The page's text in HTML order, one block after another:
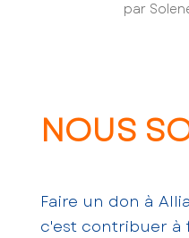
par
NOUS
Faire un don à
c'est contribuer à